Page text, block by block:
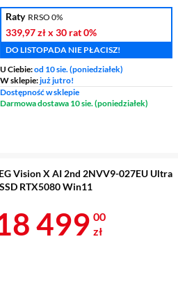
Raty RRSO 0%
339,97 złx 30 rat0%
DO LISTOPADA NIE PŁACISZ!
U Ciebie:od 10 sie. (poniedziałek)
W sklepie:już jutro!
Dostępność w sklepie
Darmowa dostawa 10 sie. (poniedziałek)
Vision X AI 2nd 2NVV9-027EU Ultra
RTX5080 Win11
18 499
499 00
zł